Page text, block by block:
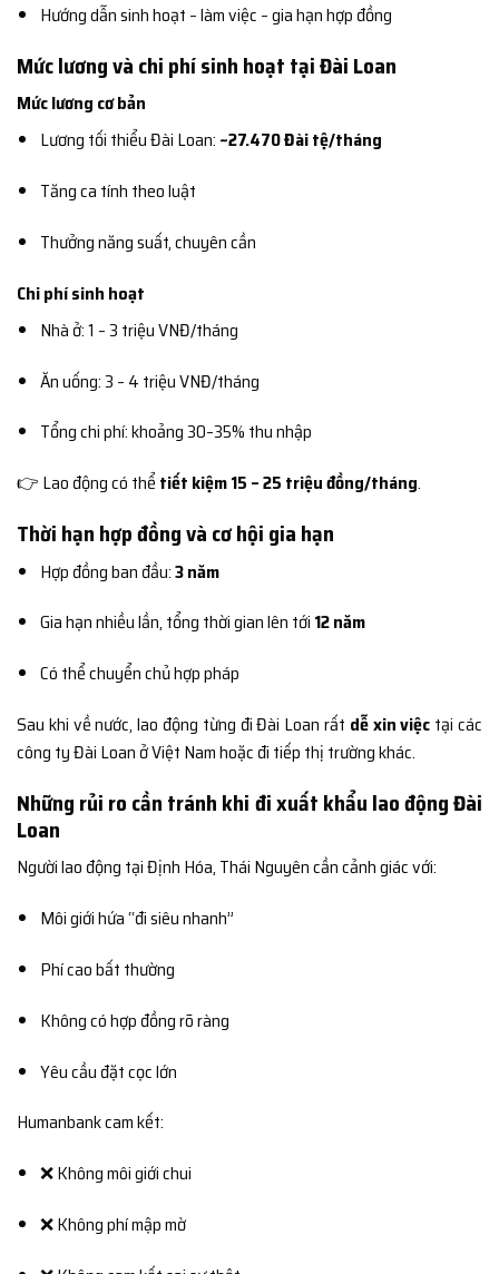
Hướng dẫn sinh hoạt – làm việc – gia hạn hợp đồng
Mức lương và chi phí sinh hoạt tại Đài Loan
Mức lương cơ bản
Lương tối thiểu Đài Loan: ~27.470 Đài tệ/tháng
Tăng ca tính theo luật
Thưởng năng suất, chuyên cần
Chi phí sinh hoạt
Nhà ở: 1 – 3 triệu VNĐ/tháng
Ăn uống: 3 – 4 triệu VNĐ/tháng
Tổng chi phí: khoảng 30–35% thu nhập
👉 Lao động có thể tiết kiệm 15 – 25 triệu đồng/tháng.
Thời hạn hợp đồng và cơ hội gia hạn
Hợp đồng ban đầu:3 năm
Gia hạn nhiều lần, tổng thời gian lên tới 12 năm
Có thể chuyển chủ hợp pháp
Sau khi về nước, lao động từng đi Đài Loan rất dễ xin việc tại các
công ty Đài Loan ở Việt Nam hoặc đi tiếp thị trường khác.
Những rủi ro cần tránh khi đi xuất khẩu lao động Đài
Loan
Người lao động tại Định Hóa, Thái Nguyên cần cảnh giác với:
Môi giới hứa “đi siêu nhanh”
Phí cao bất thường
Không có hợp đồng rõ ràng
Yêu cầu đặt cọc lớn
Humanbank cam kết:
❌ Không môi giới chui
❌ Không phí mập mờ